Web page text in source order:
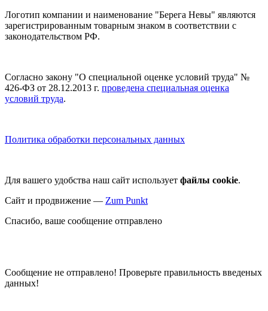
Логотип компании и наименование "Берега Невы" являются
зарегистрированным товарным знаком в соответствии с
законодательством РФ.
Согласно закону "О специальной оценке условий труда" №
426-ФЗ от 28.12.2013 г. проведена специальная оценка
условий труда.
Политика обработки персональных данных
Для вашего удобства наш сайт использует файлы cookie.
Сайт и продвижение — Zum Punkt
Спасибо, ваше сообщение отправлено
Сообщение не отправлено! Проверьте правильность введеных
данных!